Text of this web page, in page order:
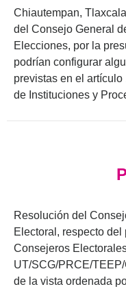
Chiautempan,
del Consejo General
Elecciones, por la
podrían configurar
previstas en el artículo
de Instituciones y
Resolución del
Electoral, respecto
Consejeros
UT/SCG/PRCE/
de la vista ordenada